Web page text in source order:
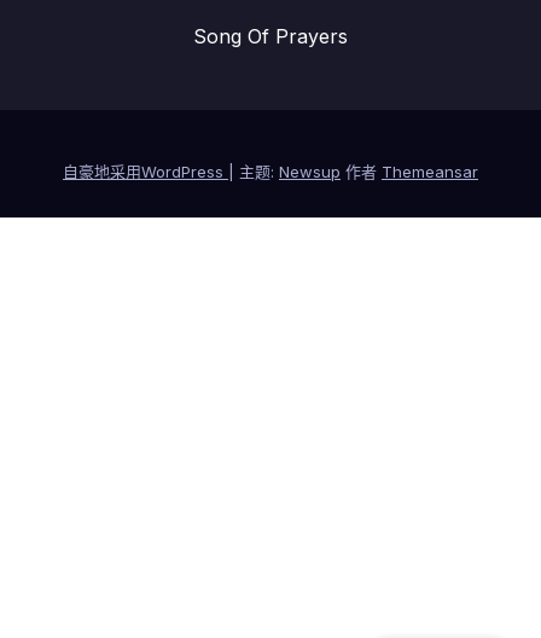
Song Of Prayers
自豪地采用WordPress 主题: Newsup 作者 Themeansar